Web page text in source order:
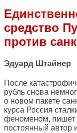
средство
против
Эдуард Штайнер
После
рубль снова
о новом пакете
курса Россия
феноменом, пишет
постоянный автор